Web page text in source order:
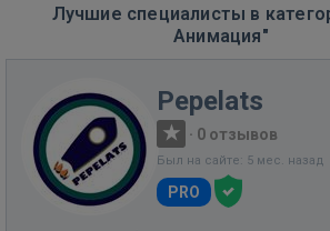
Лучшие специалисты в
Анимация"
Pepelats
· 0 отзывов
Был на сайте: 5 мес. назад
PRO